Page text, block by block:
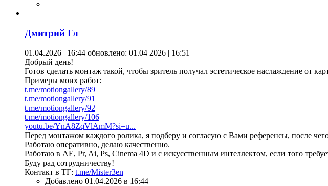
Дмитрий Гл
01.04.2026 | 16:44 обновлено: 01.04 2026 | 16:51
Добрый день!
Готов сделать монтаж такой, чтобы зритель получал эстетическое наслаждение от
Примеры моих работ:
t.me/motiongallery/89
t.me/motiongallery/91
t.me/motiongallery/92
t.me/motiongallery/106
youtu.be/YnA8ZqVlAmM?si=u...
Перед монтажом каждого ролика, я подберу и согласую с Вами референсы, после
Работаю оперативно, делаю качественно.
Работаю в AE, Pr, Ai, Ps, Cinema 4D и с искусственным интеллектом, если того
Буду рад сотрудничеству!
Контакт в ТГ: t.me/Mister3en
Добавлено 01.04.2026 в 16:44